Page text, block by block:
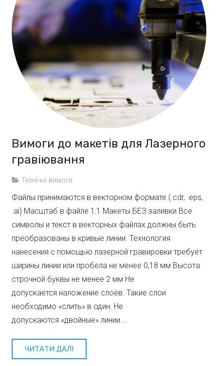
Вимоги до макетів для Лазерного
гравіювання
Технічні вимоги
Файлы принимаются в векторном формате (.сdr, .eps,
.ai) Масштаб в файле 1:1 Макеты БЕЗ заливки Все
символы и текст в векторных файлах должны быть
преобразованы в кривые линии. Технология
нанесения с помощью лазерной гравировки требует
ширины линии или пробела не менее 0,18 мм Высота
строчной буквы не менее 2 мм Не
допускается наложение слоёв. Такие слои
необходимо «слить» в один. Не
допускаются «двойные» линии….
ЧИТАТИ ДАЛІ